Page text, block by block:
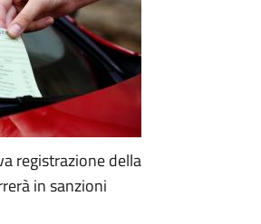
registrazione della
in sanzioni